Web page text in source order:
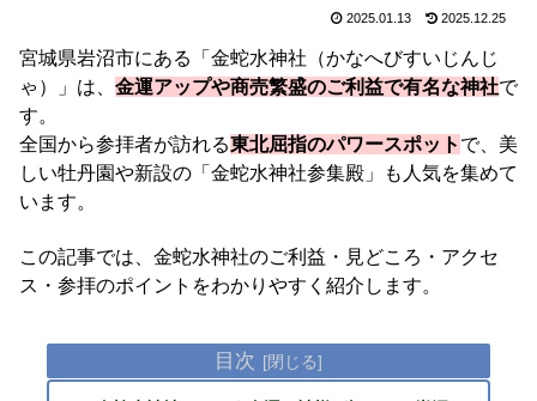
2025.01.13 2025.12.25
宮城県岩沼市にある「金蛇水神社（かなへびすいじんじ
ゃ）」は、 金運アップや商売繁盛のご利益で有名な神社で
す。
全国から参拝者が訪れる東北屈指のパワースポット で、美
しい牡丹園や新設の「金蛇水神社参集殿」も人気を集めて
います。
この記事では、金蛇水神社のご利益・見どころ・アクセ
ス・参拝のポイントをわかりやすく紹介します。
目次